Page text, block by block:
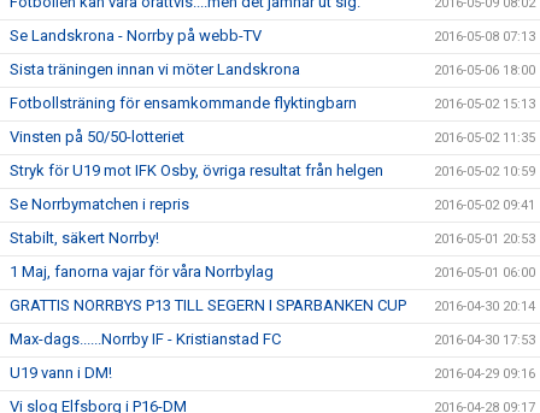
Se Landskrona - Norrby på webb-TV 2016-05-08 07:13
Sista träningen innan vi möter Landskrona 2016-05-06 18:00
Fotbollsträning för ensamkommande flyktingbarn 2016-05-02 15:13
Vinsten på 50/50-lotteriet 2016-05-02 11:35
Stryk för U19 mot IFK Osby, övriga resultat från helgen 2016-05-02 10:59
Se Norrbymatchen i repris 2016-05-02 09:41
Stabilt, säkert Norrby! 2016-05-01 20:53
1 Maj, fanorna vajar för våra Norrbylag 2016-05-01 06:00
GRATTIS NORRBYS P13 TILL SEGERN I SPARBANKEN CUP 2016-04-30 20:14
Max-dags......Norrby IF - Kristianstad FC 2016-04-30 17:53
U19 vann i DM! 2016-04-29 09:16
Vi slog Elfsborg i P16-DM 2016-04-28 09:17